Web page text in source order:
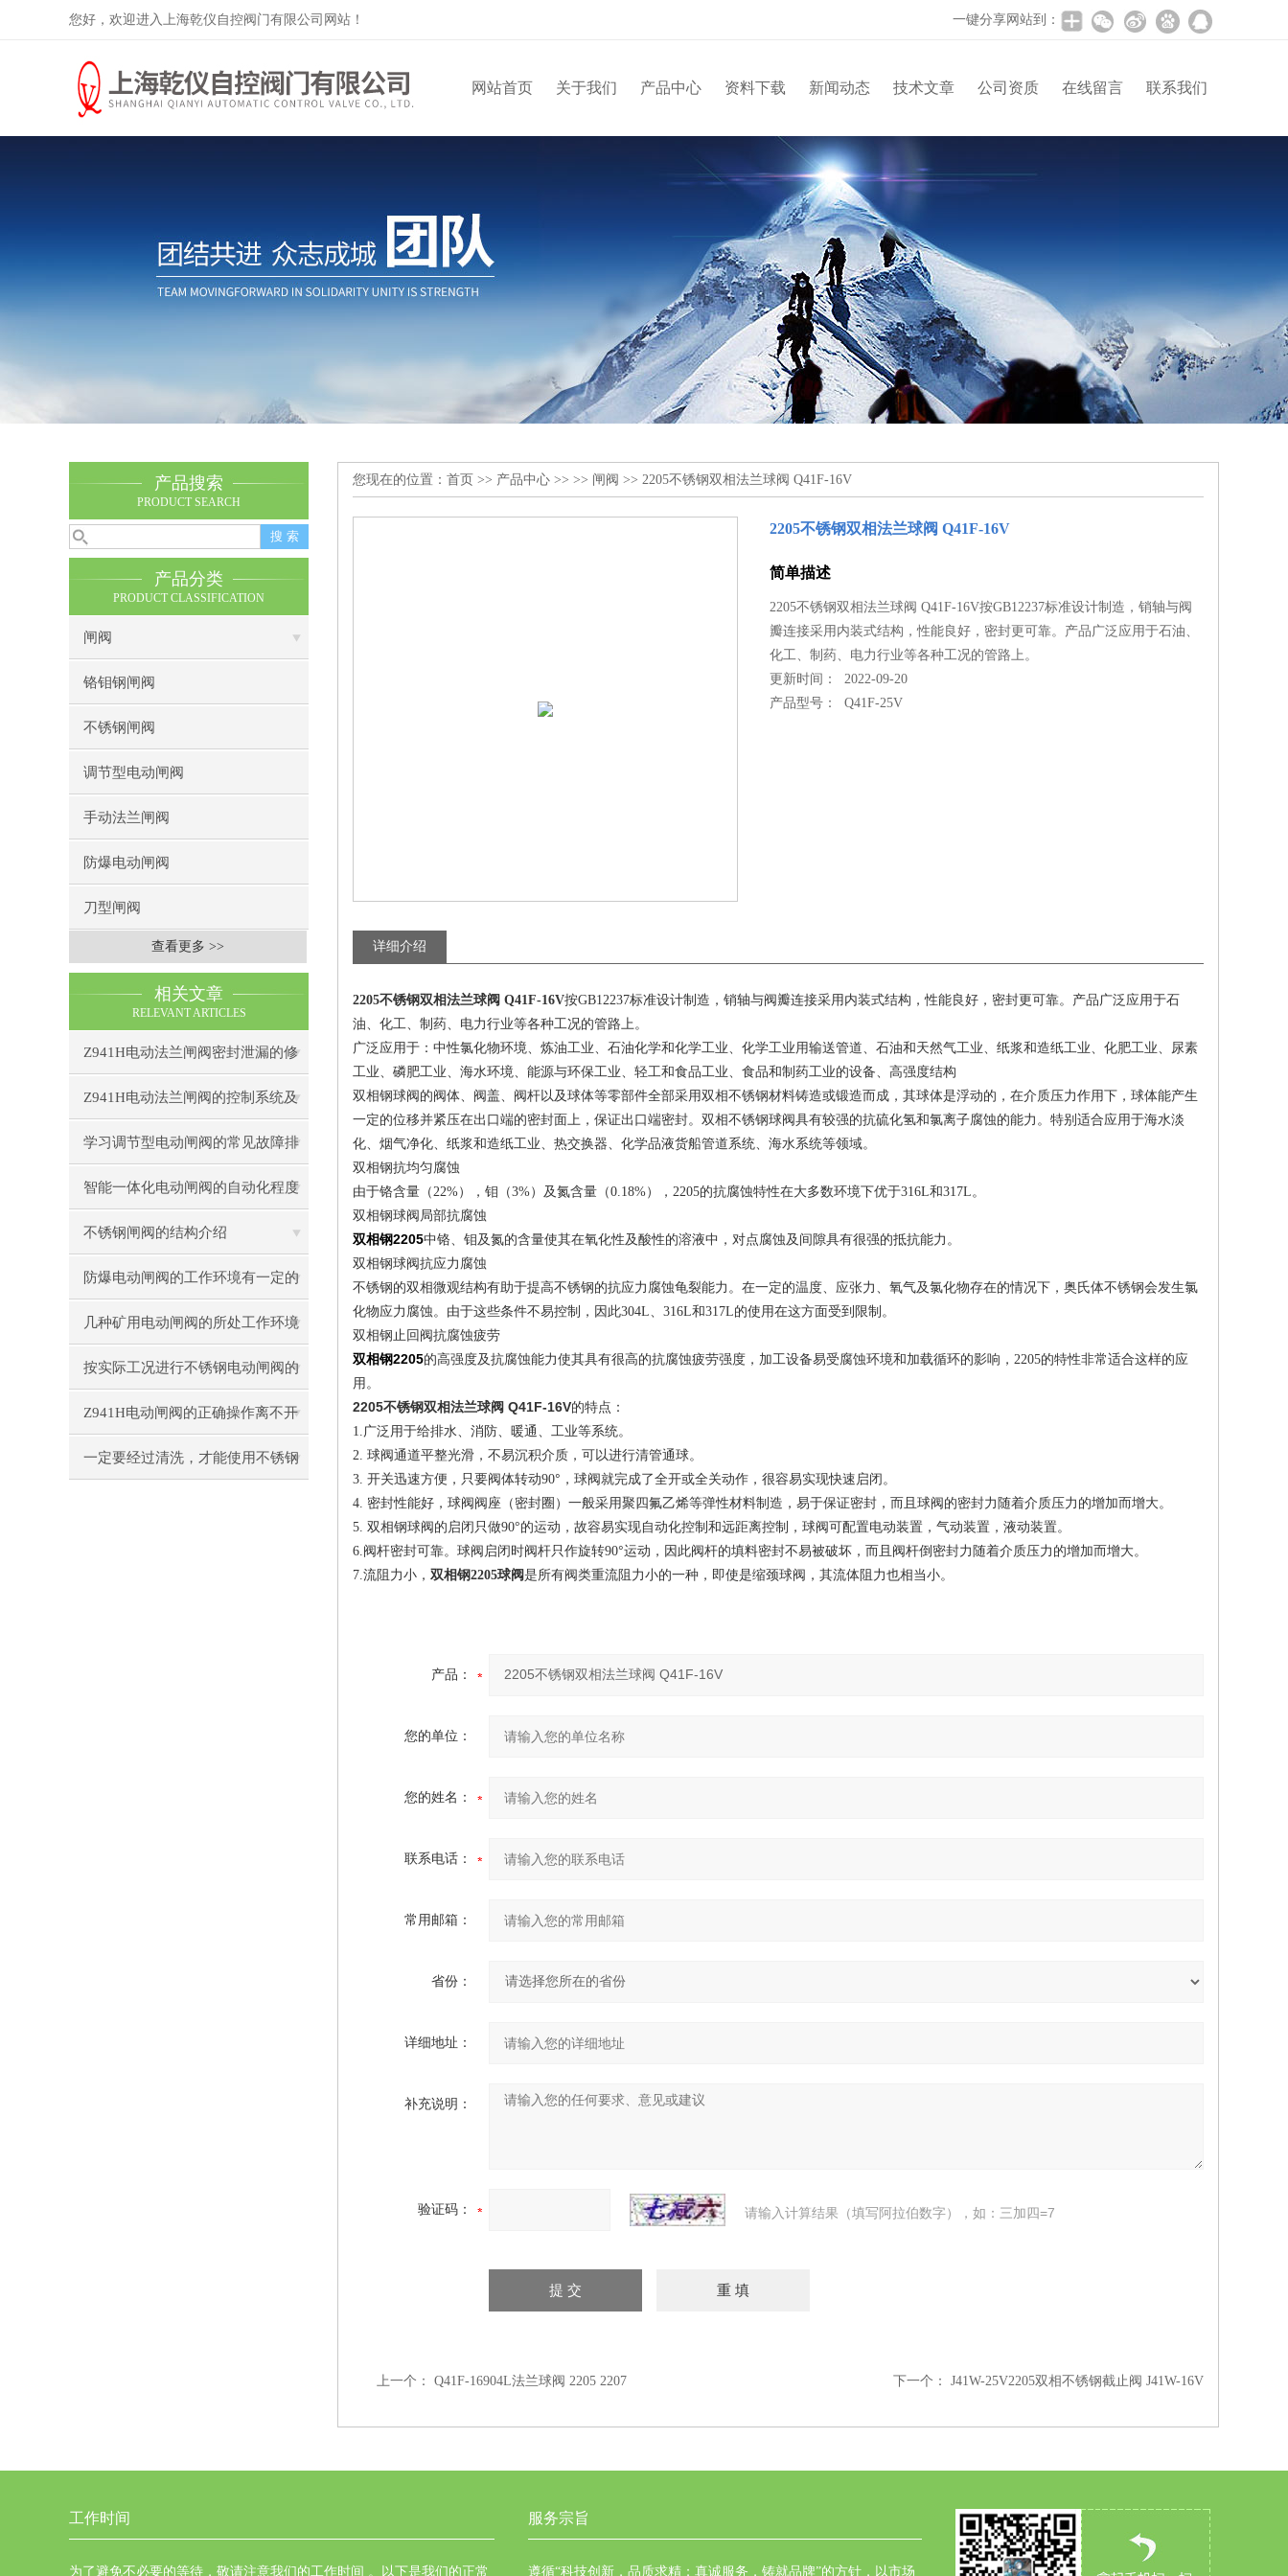
您好，欢迎进入上海乾仪自控阀门有限公司网站！ 一键分享网站到：
网站首页 关于我们 产品中心 资料下载 新闻动态 技术文章 公司资质 在线留言 联系我们
产品搜索
PRODUCT SEARCH
产品分类
PRODUCT CLASSIFICATION
闸阀
铬钼钢闸阀
不锈钢闸阀
调节型电动闸阀
手动法兰闸阀
防爆电动闸阀
刀型闸阀
查看更多 >>
相关文章
RELEVANT ARTICLES
Z941H电动法兰闸阀密封泄漏的修
复技巧与预防措施
Z941H电动法兰闸阀的控制系统及
智能化发展趋势
学习调节型电动闸阀的常见故障排
除方法
智能一体化电动闸阀的自动化程度
如何？
不锈钢闸阀的结构介绍
防爆电动闸阀的工作环境有一定的
要求
几种矿用电动闸阀的所处工作环境
汇总
按实际工况进行不锈钢电动闸阀的
选择很有必要
Z941H电动闸阀的正确操作离不开
理论的认识
一定要经过清洗，才能使用不锈钢
您现在的位置： 首页 >> 产品中心 >> >> 闸阀 >> 2205不锈钢双相法兰球阀 Q41F-16V
2205不锈钢双相法兰球阀 Q41F-16V
简单描述
2205不锈钢双相法兰球阀 Q41F-16V按GB12237标准设计制造，销轴与阀
瓣连接采用内装式结构，性能良好，密封更可靠。产品广泛应用于石油、
化工、制药、电力行业等各种工况的管路上。
更新时间： 2022-09-20
产品型号：Q41F-25V
详细介绍
2205不锈钢双相法兰球阀 Q41F-16V按GB12237标准设计制造，销轴与阀瓣连接采用内装式结构，性能良好，密封更可靠。产品广泛应用于石
油、化工、制药、电力行业等各种工况的管路上。
广泛应用于：中性氯化物环境、炼油工业、石油化学和化学工业、化学工业用输送管道、石油和天然气工业、纸浆和造纸工业、化肥工业、尿素
工业、磷肥工业、海水环境、能源与环保工业、轻工和食品工业、食品和制药工业的设备、高强度结构
双相钢球阀的阀体、阀盖、阀杆以及球体等零部件全部采用双相不锈钢材料铸造或锻造而成，其球体是浮动的，在介质压力作用下，球体能产生
一定的位移并紧压在出口端的密封面上，保证出口端密封。双相不锈钢球阀具有较强的抗硫化氢和氯离子腐蚀的能力。特别适合应用于海水淡
化、烟气净化、纸浆和造纸工业、热交换器、化学品液货船管道系统、海水系统等领域。
双相钢抗均匀腐蚀
由于铬含量（22%），钼（3%）及氮含量（0.18%）， 2205的抗腐蚀特性在大多数环境下优于316L和317L 。
双相钢球阀局部抗腐蚀
双相钢2205中铬、钼及氮的含量使其在氧化性及酸性的溶液中，对点腐蚀及间隙具有很强的抵抗能力。
双相钢球阀抗应力腐蚀
不锈钢的双相微观结构有助于提高不锈钢的抗应力腐蚀龟裂能力。在一定的温度、应张力、氧气及氯化物存在的情况下，奥氏体不锈钢会发生氯
化物应力腐蚀。由于这些条件不易控制，因此304L 316L和317L的使用在这方面受到限制。
双相钢止回阀抗腐蚀疲劳
双相钢2205的高强度及抗腐蚀能力使其具有很高的抗腐蚀疲劳强度，加工设备易受腐蚀环境和加载循环的影响， 2205的特性非常适合这样的应
用。
2205不锈钢双相法兰球阀 Q41F-16V的特点：
1. 广泛用于给排水、消防、暖通、工业等系统。
2. 球阀通道平整光滑，不易沉积介质，可以进行清管通球。
3. 开关迅速方便，只要阀体转动90°，球阀就完成了全开或全关动作，很容易实现快速启闭。
4. 密封性能好，球阀阀座（密封圈）一般采用聚四氟乙烯等弹性材料制造，易于保证密封，而且球阀的密封力随着介质压力的增加而增大。
5. 双相钢球阀的启闭只做90°的运动，故容易实现自动化控制和远距离控制，球阀可配置电动装置，气动装置，液动装置。
6.阀杆密封可靠。球阀启闭时阀杆只作旋转90°运动，因此阀杆的填料密封不易被破坏，而且阀杆倒密封力随着介质压力的增加而增大。
7.流阻力小， 双相钢2205球阀是所有阀类重流阻力小的一种，即使是缩颈球阀，其流体阻力也相当小。
产品：
您的单位：
您的姓名：
联系电话：
常用邮箱：
省份：
详细地址：
补充说明：
验证码： 请输入计算结果（填写阿拉伯数字），如：三加四=7
上一个： Q41F-16904L法兰球阀 2205 2207 下一个： J41W-25V2205双相不锈钢截止阀 J41W-16V
工作时间
为了避免不必要的等待，敬请注意我们的工作时间 。以下是我们的正常
服务宗旨
遵循“科技创新，品质求精；真诚服务，铸就品牌”的方针，以市场